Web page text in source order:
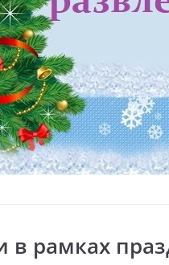
в рамках